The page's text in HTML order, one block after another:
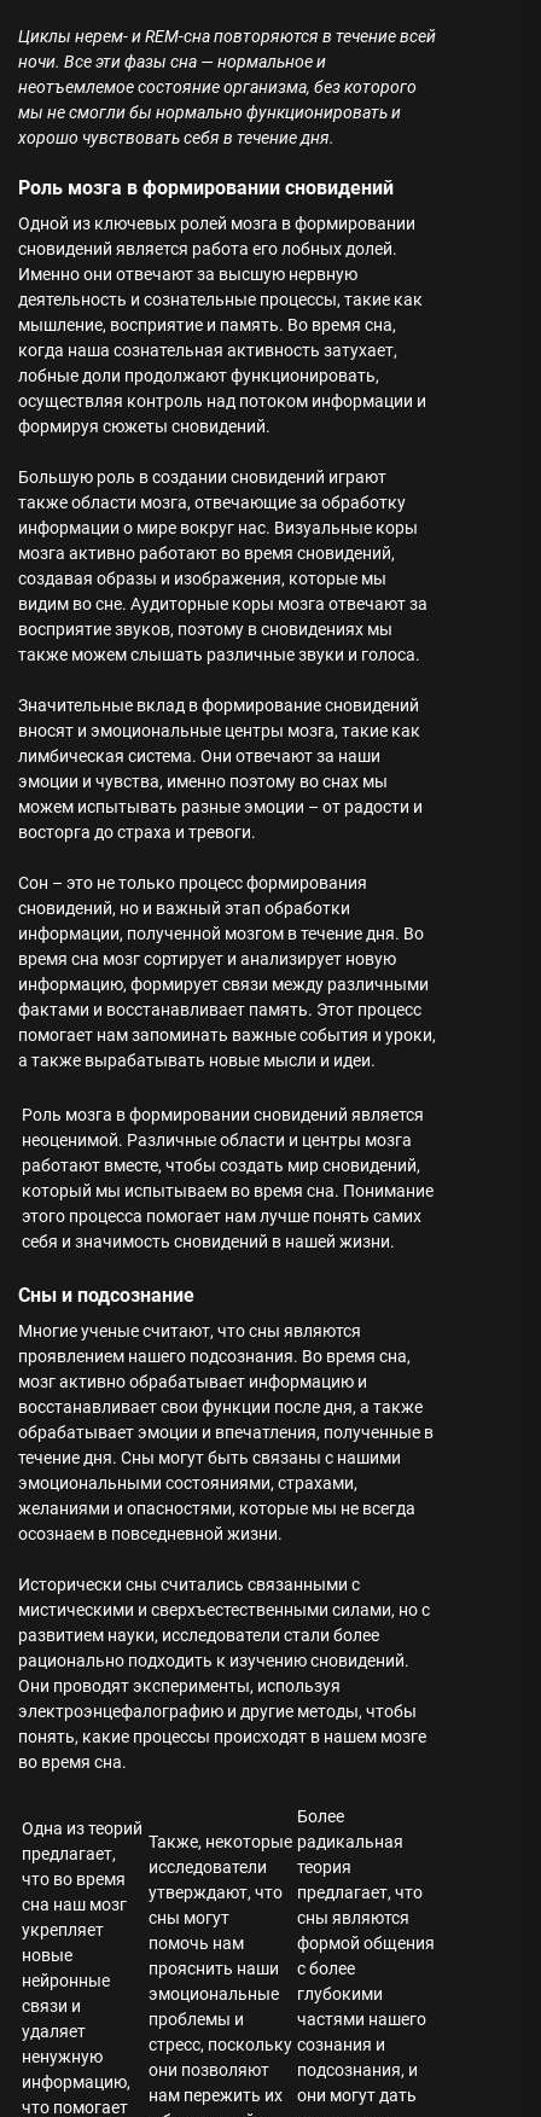
Циклы нерем- и REM-сна повторяются в течение всей
ночи. Все эти фазы сна — нормальное и
неотъемлемое состояние организма, без которого
мы не смогли бы нормально функционировать и
хорошо чувствовать себя в течение дня.
Роль мозга в формировании сновидений
Одной из ключевых ролей мозга в формировании
сновидений является работа его лобных долей.
Именно они отвечают за высшую нервную
деятельность и сознательные процессы, такие как
мышление, восприятие и память. Во время сна,
когда наша сознательная активность затухает,
лобные доли продолжают функционировать,
осуществляя контроль над потоком информации и
формируя сюжеты сновидений.
Большую роль в создании сновидений играют
также области мозга, отвечающие за обработку
информации о мире вокруг нас. Визуальные коры
мозга активно работают во время сновидений,
создавая образы и изображения, которые мы
видим во сне. Аудиторные коры мозга отвечают за
восприятие звуков, поэтому в сновидениях мы
также можем слышать различные звуки и голоса.
Значительные вклад в формирование сновидений
вносят и эмоциональные центры мозга, такие как
лимбическая система. Они отвечают за наши
эмоции и чувства, именно поэтому во снах мы
можем испытывать разные эмоции – от радости и
восторга до страха и тревоги.
Сон – это не только процесс формирования
сновидений, но и важный этап обработки
информации, полученной мозгом в течение дня. Во
время сна мозг сортирует и анализирует новую
информацию, формирует связи между различными
фактами и восстанавливает память. Этот процесс
помогает нам запоминать важные события и уроки,
а также вырабатывать новые мысли и идеи.
Роль мозга в формировании сновидений является
неоценимой. Различные области и центры мозга
работают вместе, чтобы создать мир сновидений,
который мы испытываем во время сна. Понимание
этого процесса помогает нам лучше понять самих
себя и значимость сновидений в нашей жизни.
Сны и подсознание
Многие ученые считают, что сны являются
проявлением нашего подсознания. Во время сна,
мозг активно обрабатывает информацию и
восстанавливает свои функции после дня, а также
обрабатывает эмоции и впечатления, полученные в
течение дня. Сны могут быть связаны с нашими
эмоциональными состояниями, страхами,
желаниями и опасностями, которые мы не всегда
осознаем в повседневной жизни.
Исторически сны считались связанными с
мистическими и сверхъестественными силами, но с
развитием науки, исследователи стали более
рационально подходить к изучению сновидений.
Они проводят эксперименты, используя
электроэнцефалографию и другие методы, чтобы
понять, какие процессы происходят в нашем мозге
во время сна.
Одна из теорий
предлагает,
что во время
сна наш мозг
укрепляет
новые
нейронные
связи и
удаляет
ненужную
информацию,
что помогает
Также, некоторые
исследователи
утверждают, что
сны могут
помочь нам
прояснить наши
эмоциональные
проблемы и
стресс, поскольку
они позволяют
нам пережить их
Более
радикальная
теория
предлагает, что
сны являются
формой общения
с более
глубокими
частями нашего
сознания и
подсознания, и
они могут дать